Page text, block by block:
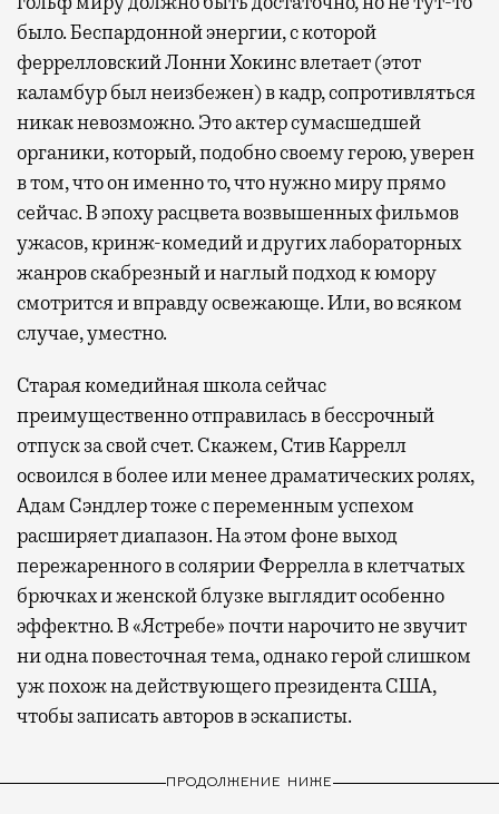
было. Беспардонной энергии, с которой
феррелловский Лонни Хокинс влетает (этот
каламбур был неизбежен) в кадр, сопротивляться
никак невозможно. Это актер сумасшедшей
органики, который, подобно своему герою, уверен
в том, что он именно то, что нужно миру прямо
сейчас. В эпоху расцвета возвышенных фильмов
ужасов, кринж-комедий и других лабораторных
жанров скабрезный и наглый подход к юмору
смотрится и вправду освежающе. Или, во всяком
случае, уместно.
Старая комедийная школа сейчас
преимущественно отправилась в бессрочный
отпуск за свой счет. Скажем, Стив Каррелл
освоился в более или менее драматических ролях,
Адам Сэндлер тоже с переменным успехом
расширяет диапазон. На этом фоне выход
пережаренного в солярии Феррелла в клетчатых
брючках и женской блузке выглядит особенно
эффектно. В «Ястребе» почти нарочито не звучит
ни одна повесточная тема, однако герой слишком
уж похож на действующего президента США,
чтобы записать авторов в эскаписты.
ПРОДОЛЖЕНИЕ НИЖЕ